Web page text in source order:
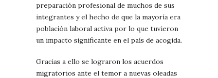
preparación profesional de muchos de sus
integrantes y el hecho de que la mayoría era
población laboral activa por lo que tuvieron
un impacto significante en el país de acogida.
Gracias a ello se lograron los acuerdos
migratorios ante el temor a nuevas oleadas